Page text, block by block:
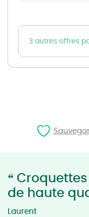
3 autres offres
“
de haute
Laurent